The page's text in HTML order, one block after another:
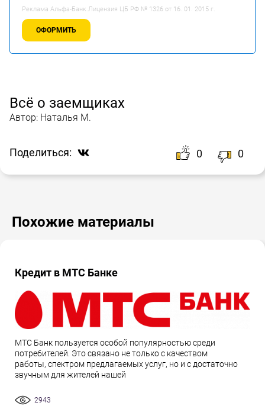
Реклама Альфа-Банк.Лицензия ЦБ РФ № 1326 от 16. 01. 2015 г.
ОФОРМИТЬ
Всё о заемщиках
Автор: Наталья М.
Поделиться: 0 0
Похожие материалы
Кредит в МТС Банке
МТС Банк пользуется особой популярностью среди
потребителей. Это связано не только с качеством
работы, спектром предлагаемых услуг, но и с достаточно
звучным для жителей нашей
2943